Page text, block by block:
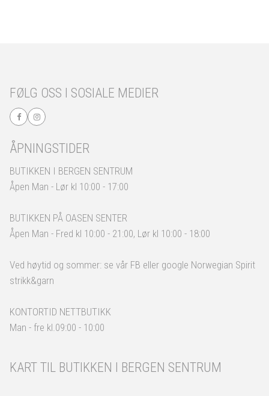
FØLG OSS I SOSIALE MEDIER
ÅPNINGSTIDER
BUTIKKEN I BERGEN SENTRUM
Åpen Man - Lør kl 10:00 - 17:00
BUTIKKEN PÅ OASEN SENTER
Åpen Man - Fred kl 10:00 - 21:00, Lør kl 10:00 - 18:00
Ved høytid og sommer: se vår FB eller google Norwegian Spirit
strikk&garn
KONTORTID NETTBUTIKK
Man - fre kl.09:00 - 10:00
KART TIL BUTIKKEN I BERGEN SENTRUM